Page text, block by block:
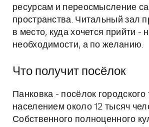
ресурсам и переосмысление
пространства. Читальный зал
в место, куда хочется прийти -
необходимости, а по желанию.
Что получит посёлок
Панковка - посёлок городского
населением около 12 тысяч
Собственного полноценного